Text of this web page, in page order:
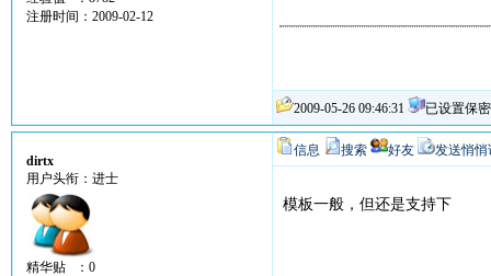
注册时间：2009-02-12
2009-05-26 09:46:31 已设置保密
dirtx
用户头衔：进士
精华贴 ：0
信息 搜索 好友 发送悄悄
模板一般，但还是支持下